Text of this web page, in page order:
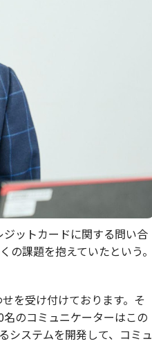
ットカードに関する問い合
課題を抱えていたという。
を受け付けております。そ
のコミュニケーターはこの
システムを開発して、コミュ